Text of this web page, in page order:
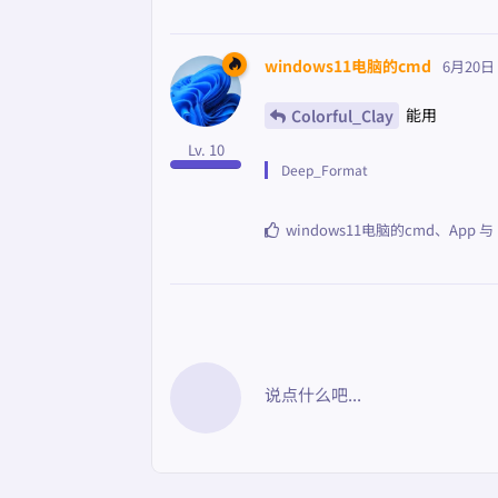
windows11电脑的cmd
Lv. 10
6月20日
Colorful_Clay 能用
Deep_Format
windows11电脑的cmd、 App与
说点什么吧...